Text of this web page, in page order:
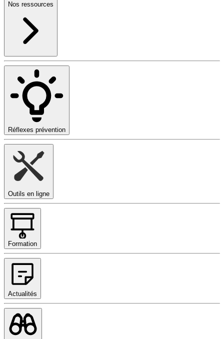
Nos ressources
Réflexes prévention
Outils en ligne
Formation
Actualités